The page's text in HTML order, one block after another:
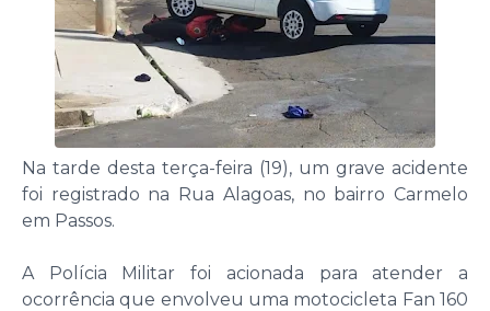
Na tarde desta terça-feira (19), um grave acidente
foi registrado na Rua Alagoas, no bairro Carmelo
em Passos.
A Polícia Militar foi acionada para atender a
ocorrência que envolveu uma motocicleta Fan 160